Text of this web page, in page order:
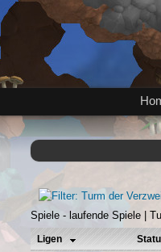
Spiele - laufende Spiele |
Ligen